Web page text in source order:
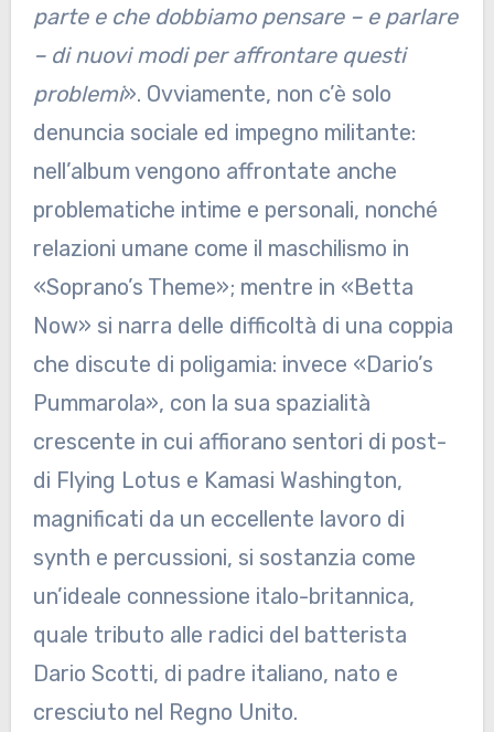
parte e che dobbiamo pensare – e parlare
– di nuovi modi per affrontare questi
problemi». Ovviamente, non c’è solo
denuncia sociale ed impegno militante:
nell’album vengono affrontate anche
problematiche intime e personali, nonché
relazioni umane come il maschilismo in
«Soprano’s Theme»; mentre in «Betta
Now» si narra delle difficoltà di una coppia
che discute di poligamia: invece «Dario’s
Pummarola», con la sua spazialità
crescente in cui affiorano sentori di post-
di Flying Lotus e Kamasi Washington,
magnificati da un eccellente lavoro di
synth e percussioni, si sostanzia come
un’ideale connessione italo-britannica,
quale tributo alle radici del batterista
Dario Scotti, di padre italiano, nato e
cresciuto nel Regno Unito.